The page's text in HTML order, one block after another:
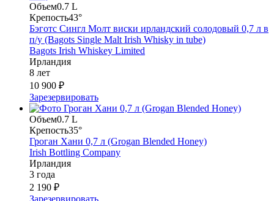
Объем0.7 L
Крепость43°
Бэготс Сингл Молт виски ирландский солодовый 0,7 л в
п/у (Bagots Single Malt Irish Whisky in tube)
Bagots Irish Whiskey Limited
Ирландия
8 лет
10 900 ₽
Зарезервировать
Объем0.7 L
Крепость35°
Гроган Хани 0,7 л (Grogan Blended Honey)
Irish Bottling Company
Ирландия
3 года
2 190 ₽
Зарезервировать